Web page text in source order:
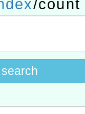
「114至
師資專業
/count
search